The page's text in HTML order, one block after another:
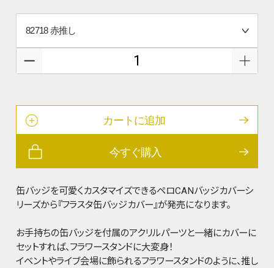
カートに追加
今すぐ購入
缶バッジを可愛くカスタマイズできるペロCANバッジカバーシ
リーズから『フラスタ缶バッジカバー』が発売になります。
お手持ちの缶バッジを付属のアクリルパーツと一緒にカバーに
セットすれば、フラワースタンドに大変身！
イベントやライブ会場に飾られるフラワースタンドのように、推し